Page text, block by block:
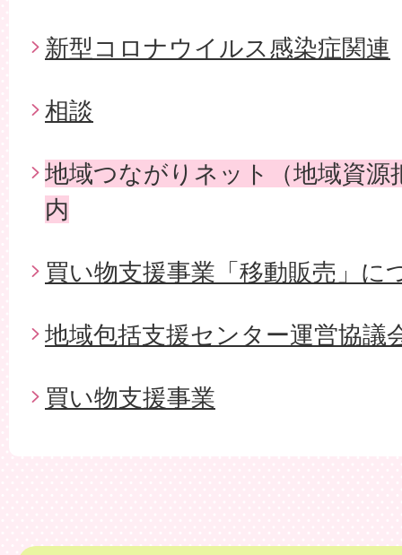
新型コロナウイルス感染症関連
相談
地域つながりネット（地域資源
内
買い物支援事業「移動販売」に
地域包括支援センター運営協議
買い物支援事業